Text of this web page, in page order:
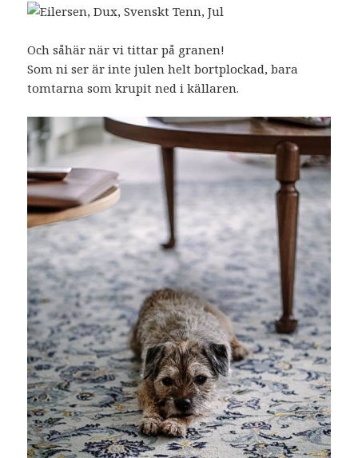
Och såhär när vi tittar på granen!
Som ni ser är inte julen helt bortplockad, bara
tomtarna som krupit ned i källaren.